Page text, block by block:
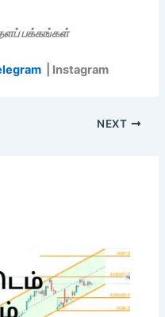
பக்கங்கள்
| Instagram
NEXT